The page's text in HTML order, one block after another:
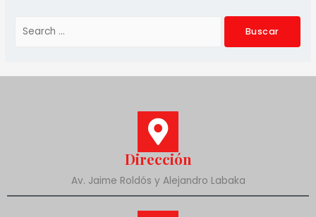
Dirección
Av. Jaime Roldós y Alejandro Labaka